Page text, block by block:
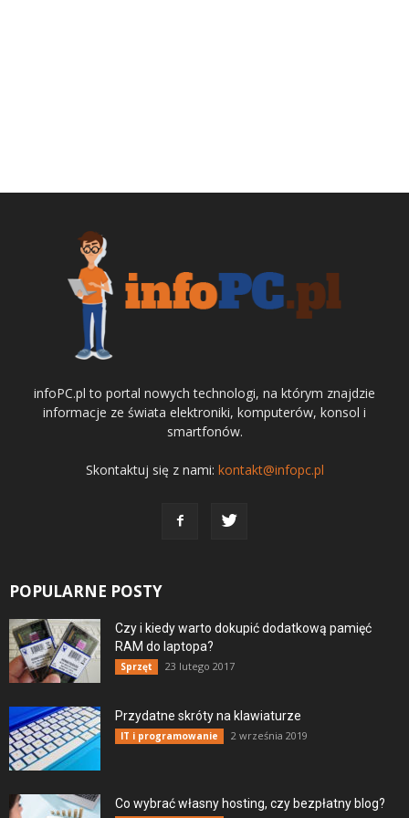
infoPC.pl to portal nowych technologi, na którym znajdzie
informacje ze świata elektroniki, komputerów, konsol i
smartfonów.
Skontaktuj się z nami: kontakt@infopc.pl
POPULARNE POSTY
Czy i kiedy warto dokupić dodatkową pamięć
RAM do laptopa?
Sprzęt 23 lutego 2017
Przydatne skróty na klawiaturze
IT i programowanie 2 września 2019
Co wybrać własny hosting, czy bezpłatny blog?